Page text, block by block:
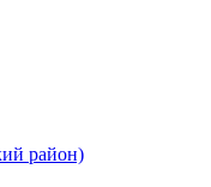
район)